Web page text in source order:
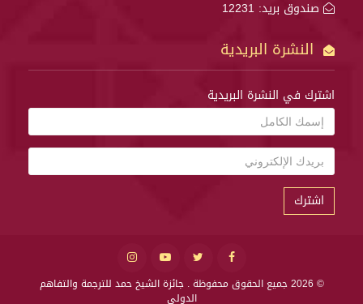
صندوق بريد: 12231
النشرة البريدية
اشترك في النشرة البريدية
اشترك
© 2026 جميع الحقوق محفوظة .
جائزة الشيخ حمد للترجمة والتفاهم
الدولي